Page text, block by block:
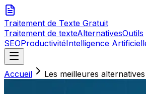
Traitement de Texte Gratuit
Traitement de texteAlternativesOutils
SEOProductivitéIntelligence
Accueil Les meilleures